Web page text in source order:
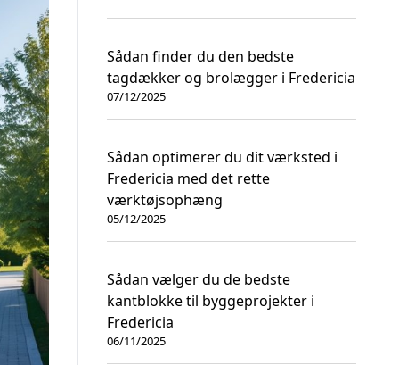
Sådan finder du den bedste
tagdækker og brolægger i Fredericia
07/12/2025
Sådan optimerer du dit værksted i
Fredericia med det rette
værktøjsophæng
05/12/2025
Sådan vælger du de bedste
kantblokke til byggeprojekter i
Fredericia
06/11/2025